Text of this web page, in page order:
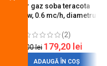
Arzator gaz soba teracota
A600, 6 kw, 0.6 mc/h, diametru
(2)
200,00lei 179,20 lei
ADAUGĂ ÎN COȘ